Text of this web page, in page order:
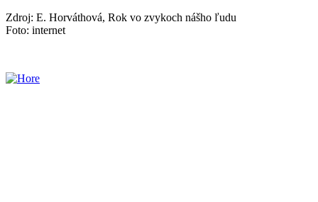
Zdroj: E. Horváthová, Rok vo zvykoch nášho ľudu
Foto: internet